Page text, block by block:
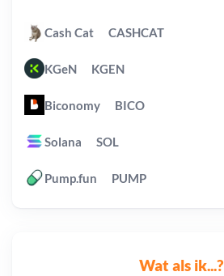
Wat als ik...?
Cash Cat CASHCAT
KGeN KGEN
Biconomy BICO
Solana SOL
Pump.fun PUMP